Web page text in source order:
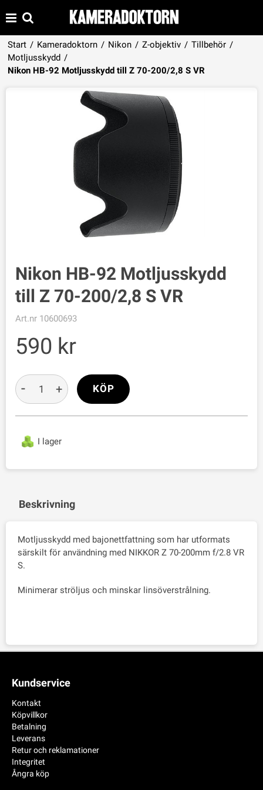
Start / Kameradoktorn / Nikon / Z-objektiv / Tillbehör /
Motljusskydd /
Nikon HB-92 Motljusskydd till Z 70-200/2,8 S VR
Produkten har lagts i din varukorg
VISA VARUKORGEN TILL KASSAN
Nikon HB-92 Motljusskydd
till Z 70-200/2,8 S VR
Art.nr 10600693
590
I lager
- + KÖP
Beskrivning
Motljusskydd med bajonettfattning som har utformats
särskilt för användning med NIKKOR Z 70-200mm f/2.8 VR
S.
Minimerar ströljus och minskar linsöverstrålning.
Kundservice
Kontakt
Köpvillkor
Betalning
Leverans
Retur och reklamationer
Integritet
Ångra köp